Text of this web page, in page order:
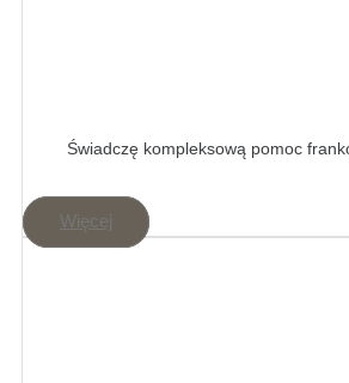
Świadczę kompleksową pomoc
Więcej